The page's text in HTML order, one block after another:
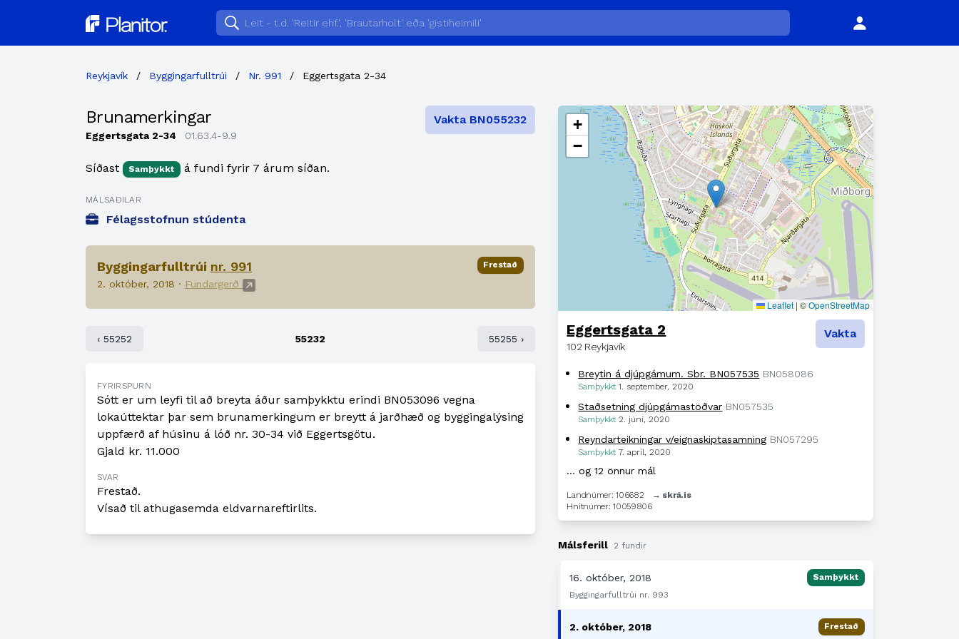
Planitor
Reykjavík / Byggingarfulltrúi / Nr. 991 / Eggertsgata 2-34
Brunamerkingar
Eggertsgata 2-34 01.63.4-9.9
Vakta BN055232
Síðast Samþykkt á fundi fyrir 7 árum síðan.
MÁLSAÐILAR
Félagsstofnun stúdenta
Byggingarfulltrúi nr. 991
2. október, 2018 · Fundargerð
Frestað
‹ 55252 55232 55255 ›
FYRIRSPURN
Sótt er um leyfi til að breyta áður samþykktu erindi BN053096 vegna
lokaúttektar þar sem brunamerkingum er breytt á jarðhæð og byggingalýsing
uppfærð af húsinu á lóð nr. 30-34 við Eggertsgötu.
Gjald kr. 11.000
SVAR
Frestað.
Vísað til athugasemda eldvarnareftirlits.
+
−
Leaflet | ©OpenStreetMap
Eggertsgata 2
102 Reykjavík
Vakta
Breytin á djúpgámum. Sbr. BN057535 BN058086
Samþykkt1. september, 2020
Staðsetning djúpgámastöðvar BN057535
Samþykkt2. júní, 2020
Reyndarteikningar v/eignaskiptasamning BN057295
Samþykkt7. apríl, 2020
… og 12 önnur mál
Landnúmer: 106682
→ skrá.is
Hnitnúmer: 10059806
Málsferill 2 fundir
16. október, 2018
Samþykkt
Byggingarfulltrúi nr. 993
2. október, 2018 Frestað